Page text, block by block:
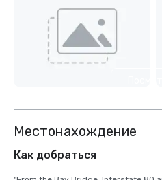
Местонахождение
Как добраться